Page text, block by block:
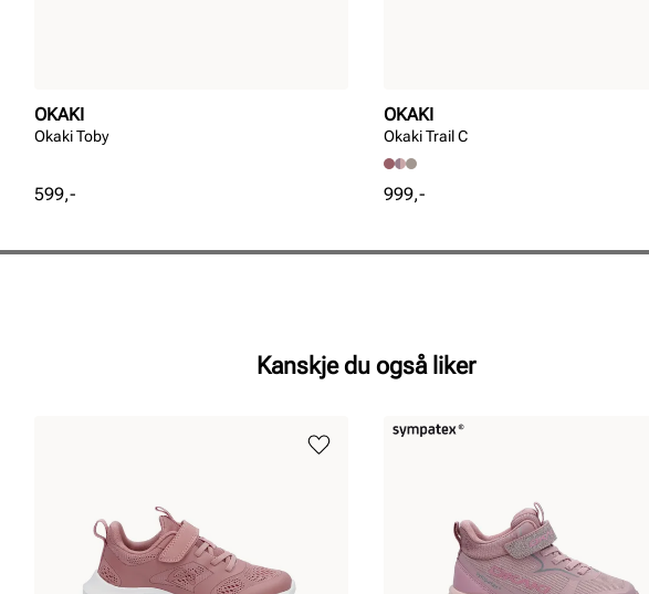
OKAKI
Okaki Toby
Pris
599,-
OKAKI
Okaki Trail C
Pris
999,-
Kanskje du også liker